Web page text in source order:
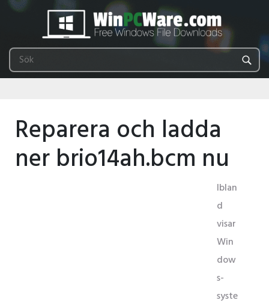
Reparera och ladda
ner brio14ah.bcm nu
Iblan
d
visar
Win
dow
s-
syste